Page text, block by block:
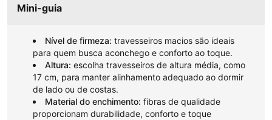
Mini-guia
Nível de firmeza: travesseiros macios são ideais
para quem busca aconchego e conforto ao toque.
Altura: escolha travesseiros de altura média, como
17 cm, para manter alinhamento adequado ao dormir
de lado ou de costas.
Material do enchimento: fibras de qualidade
proporcionam durabilidade, conforto e toque